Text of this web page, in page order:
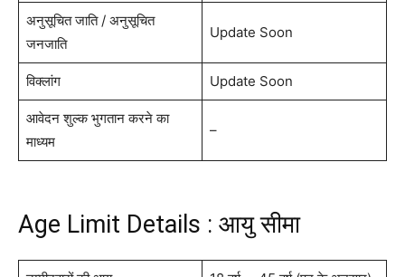
अनुसूचित जाति / अनुसूचित
जनजाति
Update Soon
विक्लांग Update Soon
आवेदन शुल्क भुगतान करने का
माध्यम
–
Age Limit Details : आयु सीमा